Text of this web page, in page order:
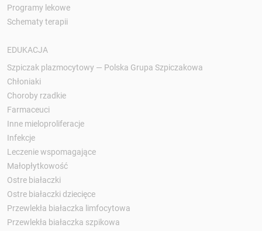
Programy lekowe
Schematy terapii
EDUKACJA
Szpiczak plazmocytowy — Polska Grupa Szpiczakowa
Chłoniaki
Choroby rzadkie
Farmaceuci
Inne mieloproliferacje
Infekcje
Leczenie wspomagające
Małopłytkowość
Ostre białaczki
Ostre białaczki dziecięce
Przewlekła białaczka limfocytowa
Przewlekła białaczka szpikowa